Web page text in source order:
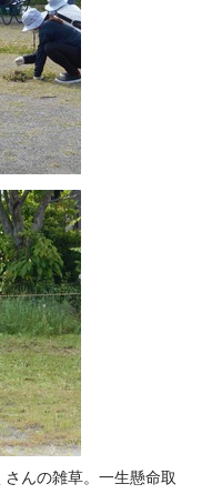
んの雑草。一生懸命取